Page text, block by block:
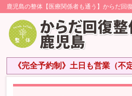
鹿児島の整体【医療関係者も通う】からだ回
《完全予約制》土日も営業（不